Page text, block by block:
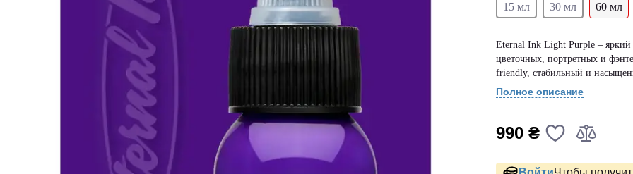
15 мл 30 мл 60 мл
Eternal Ink Light Purple –
цветочных, портретных и
friendly, стабильный и
Полное описание
990 ₴